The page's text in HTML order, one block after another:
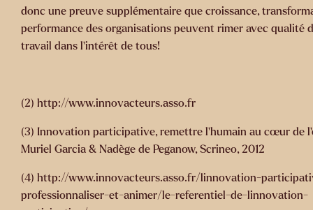
donc une preuve supplémentaire que croissance,
performance des organisations peuvent rimer avec qualité
travail dans l’intérêt de tous!
(2) http://www.innovacteurs.asso.fr
(3) Innovation participative, remettre l’humain au cœur de
Muriel Garcia & Nadège de Peganow, Scrineo, 2012
(4) http://www.innovacteurs.asso.fr/linnovation-
professionnaliser-et-animer/le-referentiel-de-linnovation-